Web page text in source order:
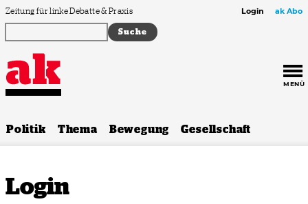
Zum Inhalt springen
Zeitung für linke Debatte & Praxis Login ak Abo
MENÜ
Politik Thema Bewegung Gesellschaft
Login